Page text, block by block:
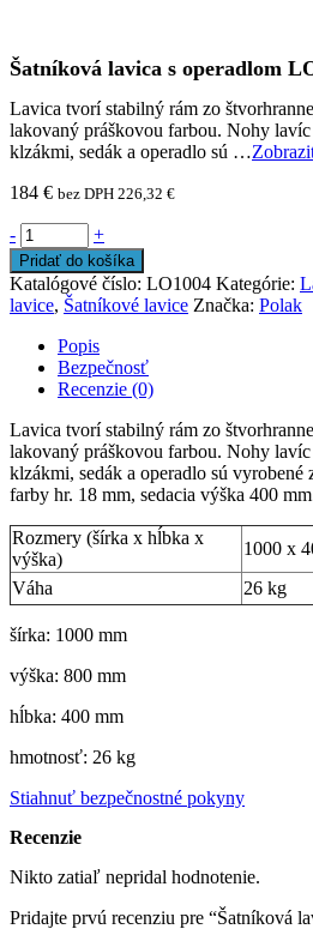
Šatníková lavica s operadlom
Lavica tvorí stabilný rám zo
lakovaný práškovou farbou. Nohy lavíc
klzákmi, sedák a operadlo sú …
184 € bez DPH 226,32 €
- +
Pridať do košíka
Katalógové číslo: LO1004 Kategórie:
lavice, Šatníkové lavice Značka: Polak
Popis
Bezpečnosť
Recenzie (0)
Lavica tvorí stabilný rám zo
lakovaný práškovou farbou. Nohy lavíc
klzákmi, sedák a operadlo sú vyrobené
farby hr. 18 mm, sedacia výška 400
Rozmery (šírka x hĺbka x
výška)
1000 x
Váha
26 kg
šírka: 1000 mm
výška: 800 mm
hĺbka: 400 mm
hmotnosť: 26 kg
Stiahnuť bezpečnostné pokyny
Recenzie
Nikto zatiaľ nepridal hodnotenie.
Pridajte prvú recenziu pre “Šatníková